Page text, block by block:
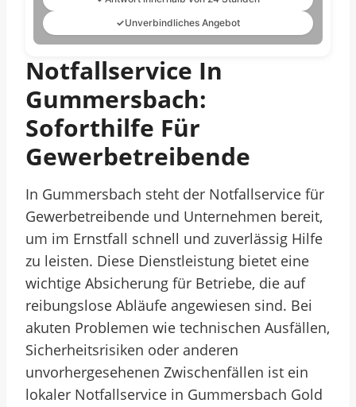
✓Unverbindliches Angebot
Notfallservice In
Gummersbach:
Soforthilfe Für
Gewerbetreibende
In Gummersbach steht der Notfallservice für
Gewerbetreibende und Unternehmen bereit,
um im Ernstfall schnell und zuverlässig Hilfe
zu leisten. Diese Dienstleistung bietet eine
wichtige Absicherung für Betriebe, die auf
reibungslose Abläufe angewiesen sind. Bei
akuten Problemen wie technischen Ausfällen,
Sicherheitsrisiken oder anderen
unvorhergesehenen Zwischenfällen ist ein
lokaler Notfallservice in Gummersbach Gold